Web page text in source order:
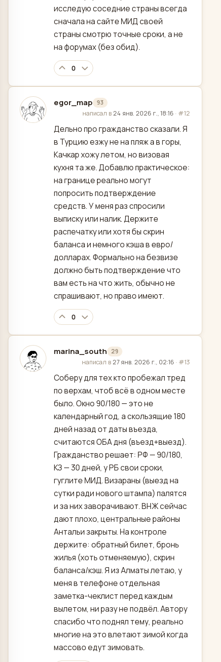
исследую соседние страны всегда
сначала на сайте МИД своей
страны смотрю точные сроки, а не
на форумах (без обид).
0
egor_map 93
отредактировано
написал в 24 янв. 2026 г., 18:16 · #12
Дельно про гражданство сказали. Я
в Турцию езжу не на пляж а в горы,
Качкар хожу летом, но визовая
кухня та же. Добавлю практическое:
на границе реально могут
попросить подтверждение
средств. У меня раз спросили
выписку или налик. Держите
распечатку или хотя бы скрин
баланса и немного кэша в евро/
долларах. Формально на безвизе
должно быть подтверждение что
вам есть на что жить, обычно не
спрашивают, но право имеют.
0
marina_south 29
отредактировано
написал в 27 янв. 2026 г., 02:16 · #13
Соберу для тех кто пробежал тред
по верхам, чтоб всё в одном месте
было. Окно 90/180 — это не
календарный год, а скользящие 180
дней назад от даты въезда,
считаются ОБА дня (въезд+выезд).
Гражданство решает: РФ — 90/180,
КЗ — 30 дней, у РБ свои сроки,
гуглите МИД. Визараны (выезд на
сутки ради нового штампа) палятся
и за них заворачивают. ВНЖ сейчас
дают плохо, центральные районы
Антальи закрыты. На контроле
держите: обратный билет, бронь
жилья (хоть отменяемую), скрин
баланса/кэш. Я из Алматы летаю, у
меня в телефоне отдельная
заметка-чеклист перед каждым
вылетом, ни разу не подвёл. Автору
спасибо что поднял тему, реально
многие на это влетают зимой когда
массово едут зимовать.